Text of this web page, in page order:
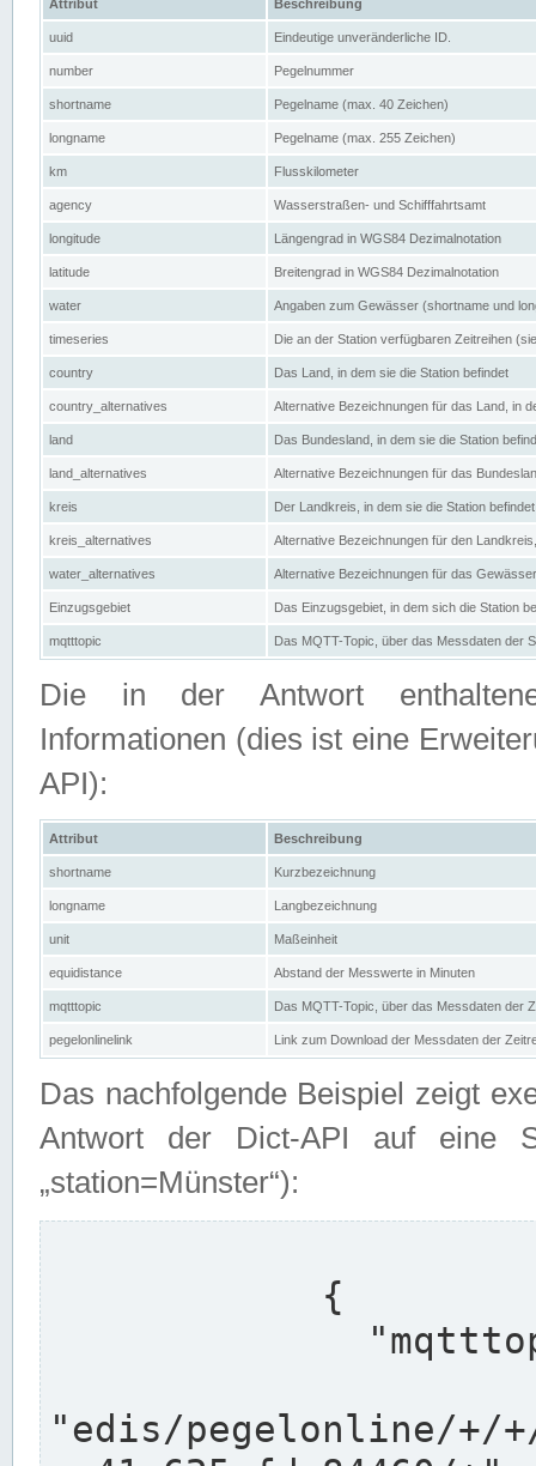
Attribut Beschreibung
uuid Eindeutige unveränderliche ID.
number Pegelnummer
shortname Pegelname (max. 40 Zeichen)
longname Pegelname (max. 255 Zeichen)
km Flusskilometer
agency Wasserstraßen- und Schifffahrtsamt
longitude Längengrad in WGS84 Dezimalnotation
latitude Breitengrad in WGS84 Dezimalnotation
water Angaben zum Gewässer (shortname und
timeseries Die an der Station verfügbaren Zeitreihen
country Das Land, in dem sie die Station befindet
country_alternatives Alternative Bezeichnungen für das Land, in
land Das Bundesland, in dem sie die Station
land_alternatives Alternative Bezeichnungen für das
kreis Der Landkreis, in dem sie die Station befindet
kreis_alternatives Alternative Bezeichnungen für den
water_alternatives Alternative Bezeichnungen für das
Einzugsgebiet Das Einzugsgebiet, in dem sich die Station
mqtttopic Das MQTT-Topic, über das Messdaten der
Die in der Antwort
Informationen (dies ist eine
API):
Attribut Beschreibung
shortname Kurzbezeichnung
longname Langbezeichnung
unit Maßeinheit
equidistance Abstand der Messwerte in Minuten
mqtttopic Das MQTT-Topic, über das Messdaten der
pegelonlinelink Link zum Download der Messdaten der
Das nachfolgende Beispiel zeigt
Antwort der Dict-API auf eine
„station=Münster“):
"edis/pegelonline/+/